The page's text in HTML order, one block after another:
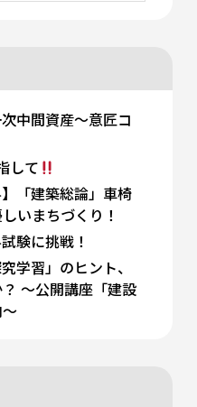
中間資産～意匠コ
して
「建築総論」車椅
いまちづくり！
験に挑戦！
学習」のヒント、
〜公開講座「建設